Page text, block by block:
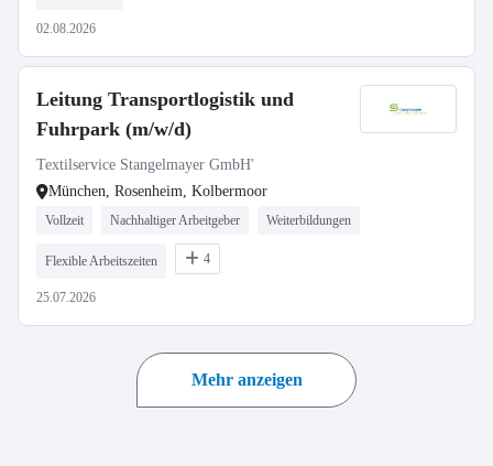
02.08.2026
Leitung Transportlogistik und
Fuhrpark (m/w/d)
Textilservice Stangelmayer GmbH'
München, Rosenheim, Kolbermoor
Vollzeit Nachhaltiger Arbeitgeber Weiterbildungen
Flexible Arbeitszeiten 4
25.07.2026
Mehr anzeigen